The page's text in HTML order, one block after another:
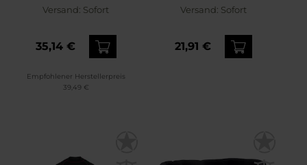
Versand: Sofort
35,14 €
Empfohlener Herstellerpreis
39,49 €
Versand: Sofort
21,91 €